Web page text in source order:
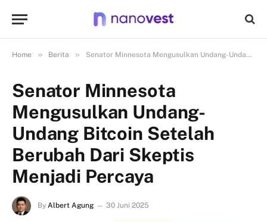
Home » Berita » Senator Minnesota Mengusulkan Undang-Undang Bitcoin Setelah Berubah Dari Skeptis Menjadi Percaya
Senator Minnesota
Mengusulkan Undang-
Undang Bitcoin Setelah
Berubah Dari Skeptis
Menjadi Percaya
By Albert Agung 30 Juni 2025